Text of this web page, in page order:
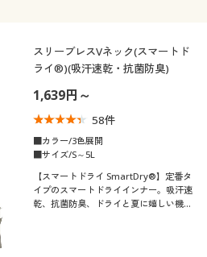
スリーブレスVネック(スマートド
ライ®)(吸汗速乾・抗菌防臭)
1,639円～
58件
■カラー/3色展開
■サイズ/S～5L
【スマートドライ SmartDry®】定番タ
イプのスマートドライインナー。吸汗速
乾、抗菌防臭、ドライと夏に嬉しい機能